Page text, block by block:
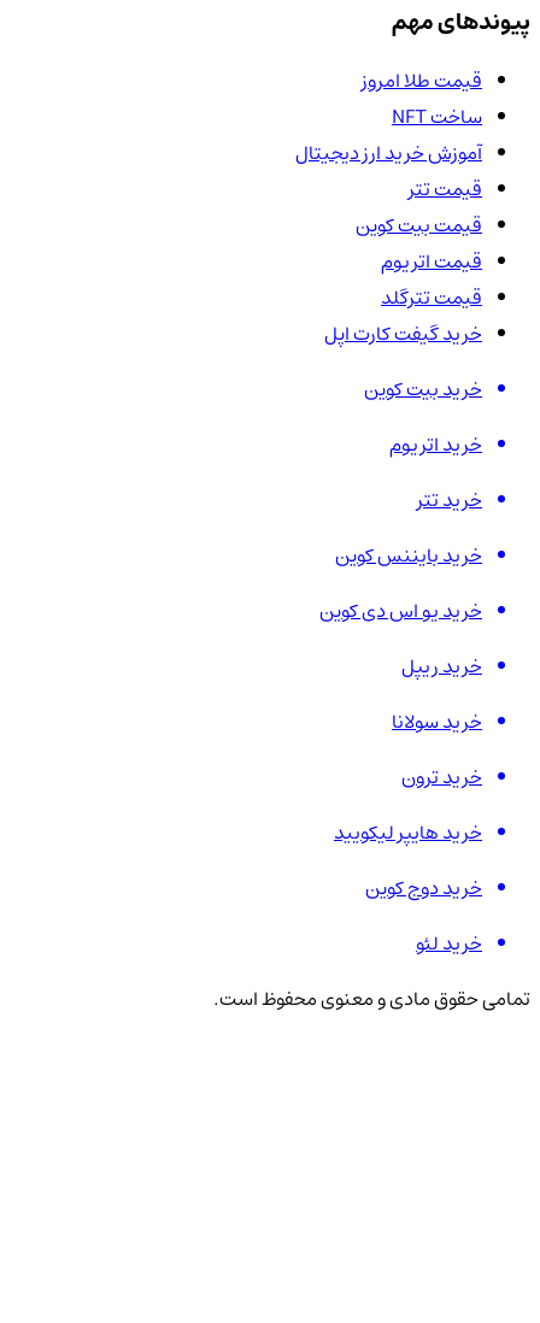
پیوندهای مهم
قیمت طلا امروز
ساخت NFT
آموزش خرید ارز دیجیتال
قیمت تتر
قیمت بیت کوین
قیمت اتریوم
قیمت تترگلد
خرید گیفت کارت اپل
خرید بیت کوین
خرید اتریوم
خرید تتر
خرید بایننس کوین
خرید یو اس دی کوین
خرید ریپل
خرید سولانا
خرید ترون
خرید هایپر لیکویید
خرید دوج کوین
خرید لئو
تمامی حقوق مادی و معنوی محفوظ است.